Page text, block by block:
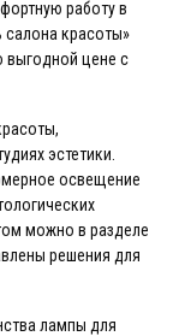
работу в
салона красоты»
выгодной цене с
эстетики.
освещение
можно в разделе
решения для
лампы для